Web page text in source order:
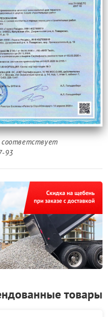
соответствует
93
товары